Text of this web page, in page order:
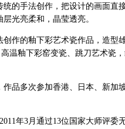
手法创作，把设计的画面直
光亮柔和，晶莹透亮。
的釉下彩艺术瓷作品，造型
温釉下彩窑变瓷、跳刀艺术瓷
多次参加香港、日本、新加
年3月通过13位国家大师评委